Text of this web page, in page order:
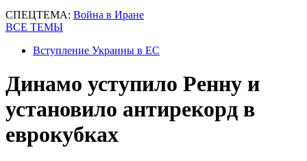
СПЕЦТЕМА: Война в Иране
ВСЕ ТЕМЫ
Вступление Украины в ЕС
Динамо уступило Ренну и
установило антирекорд в
еврокубках